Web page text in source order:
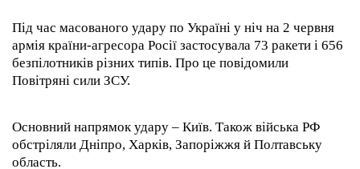
Під час масованого удару по Україні у ніч на 2 червня
армія країни-агресора Росії застосувала 73 ракети і 656
безпілотників різних типів. Про це повідомили
Повітряні сили ЗСУ.
Основний напрямок удару – Київ. Також війська РФ
обстріляли Дніпро, Харків, Запоріжжя й Полтавську
область.